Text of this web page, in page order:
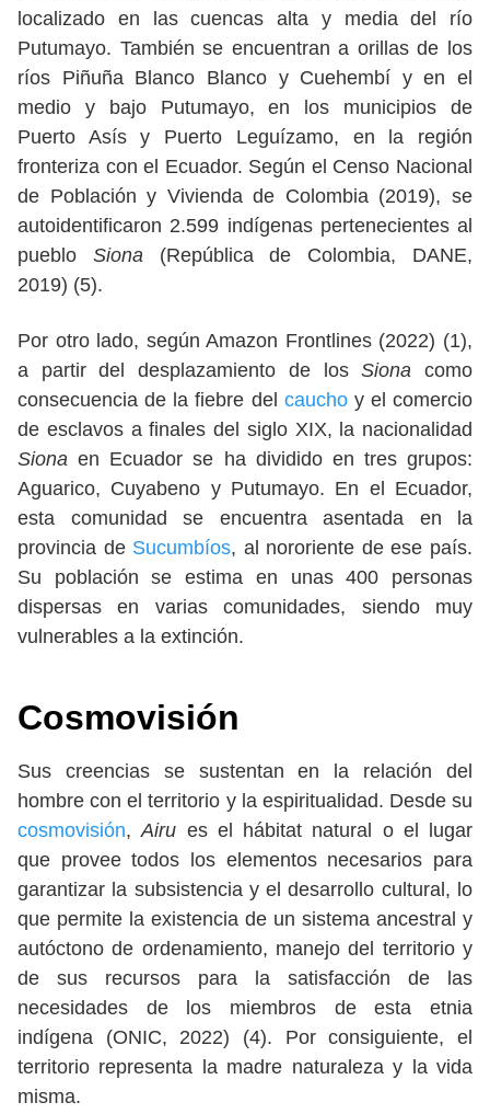
localizado en las cuencas alta y media del río
Putumayo. También se encuentran a orillas de los
ríos Piñuña Blanco Blanco y Cuehembí y en el
medio y bajo Putumayo, en los municipios de
Puerto Asís y Puerto Leguízamo, en la región
fronteriza con el Ecuador. Según el Censo Nacional
de Población y Vivienda de Colombia (2019), se
autoidentificaron 2.599 indígenas pertenecientes al
pueblo Siona (República de Colombia, DANE,
2019) (5).
Por otro lado, según Amazon Frontlines (2022) (1),
a partir del desplazamiento de losSiona como
consecuencia de la fiebre del caucho y el comercio
de esclavos a finales del siglo XIX, la nacionalidad
Siona en Ecuador se ha dividido en tres grupos:
Aguarico, Cuyabeno y Putumayo. En el Ecuador,
esta comunidad se encuentra asentada en la
provincia de Sucumbíos, al nororiente de ese país.
Su población se estima en unas 400 personas
dispersas en varias comunidades, siendo muy
vulnerables a la extinción.
Cosmovisión
Sus creencias se sustentan en la relación del
hombre con el territorio y la espiritualidad. Desde su
cosmovisión,Airu es el hábitat natural o el lugar
que provee todos los elementos necesarios para
garantizar la subsistencia y el desarrollo cultural, lo
que permite la existencia de un sistema ancestral y
autóctono de ordenamiento, manejo del territorio y
de sus recursos para la satisfacción de las
necesidades de los miembros de esta etnia
indígena (ONIC, 2022) (4). Por consiguiente, el
territorio representa la madre naturaleza y la vida
misma.